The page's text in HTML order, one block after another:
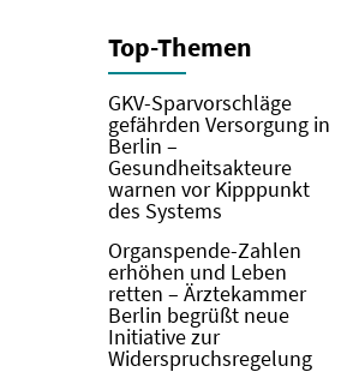
Top-Themen
GKV-Sparvorschläge
gefährden Versorgung in
Berlin –
Gesundheitsakteure
warnen vor Kipppunkt
des Systems
Organspende-Zahlen
erhöhen und Leben
retten – Ärztekammer
Berlin begrüßt neue
Initiative zur
Widerspruchsregelung